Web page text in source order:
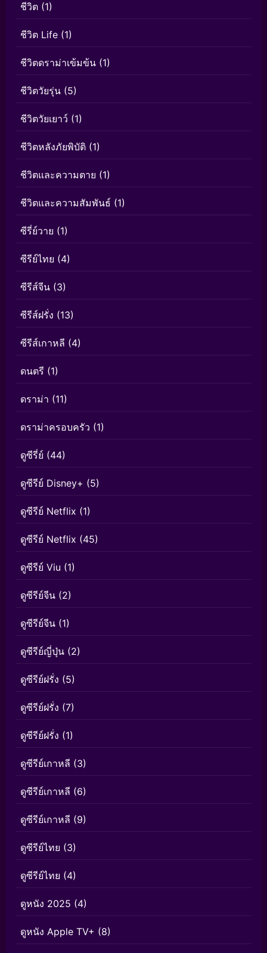
ชีวิต (1)
ชีวิต Life (1)
ชีวิตดราม่าเข้มข้น (1)
ชีวิตวัยรุ่น (5)
ชีวิตวัยเยาว์ (1)
ชีวิตหลังภัยพิบัติ (1)
ชีวิตและความตาย (1)
ชีวิตและความสัมพันธ์ (1)
ซีรี่ย์วาย (1)
ซีรีย์ไทย (4)
ซีรีส์จีน (3)
ซีรีส์ฝรั่ง (13)
ซีรีส์เกาหลี (4)
ดนตรี (1)
ดราม่า (11)
ดราม่าครอบครัว (1)
ดูซีรี่ย์ (44)
ดูซีรีย์ Disney+ (5)
ดูซีรีย์ Netflix (1)
ดูซีรีย์ Netflix (45)
ดูซีรีย์ Viu (1)
ดูซีรีย์จีน (2)
ดูซีรีย์จีน (1)
ดูซีรีย์ญี่ปุ่น (2)
ดูซีรีย์ฝรั่ง (5)
ดูซีรีย์ฝรั่ง (7)
ดูซีรีย์ฝรั่ง (1)
ดูซีรีย์เกาหลี (3)
ดูซีรีย์เกาหลี (6)
ดูซีรีย์เกาหลี (9)
ดูซีรีย์ไทย (3)
ดูซีรีย์ไทย (4)
ดูหนัง 2025 (4)
ดูหนัง Apple TV+ (8)